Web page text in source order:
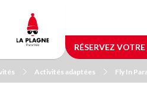
contenu
principal
RÉSERVEZ VOTRE
Activités adaptées Fly In